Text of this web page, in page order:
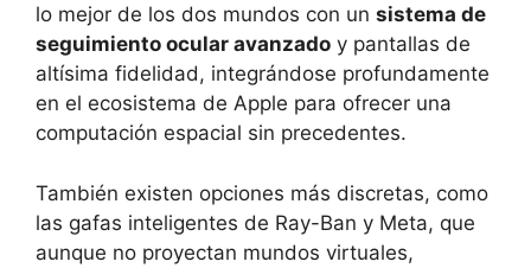
lo mejor de los dos mundos con un sistema de
seguimiento ocular avanzado y pantallas de
altísima fidelidad, integrándose profundamente
en el ecosistema de Apple para ofrecer una
computación espacial sin precedentes.
También existen opciones más discretas, como
las gafas inteligentes de Ray-Ban y Meta, que
aunque no proyectan mundos virtuales,